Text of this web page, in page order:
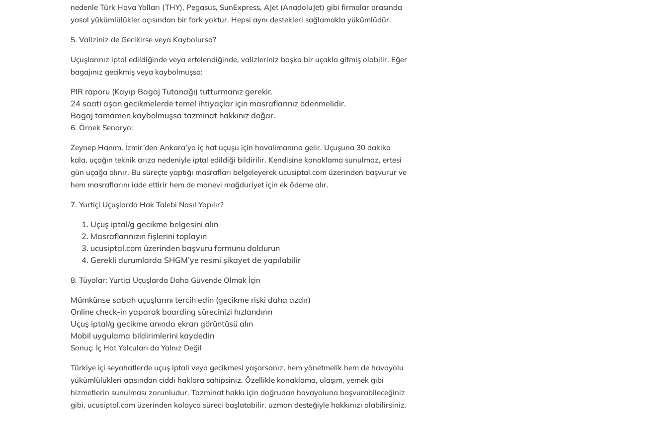
nedenle Türk Hava Yolları (THY), Pegasus, SunExpress, AJet (AnadoluJet) gibi firmalar arasında
yasal yükümlülükler açısından bir fark yoktur. Hepsi aynı destekleri sağlamakla yükümlüdür.
5. Valiziniz de Gecikirse veya Kaybolursa?
Uçuşlarınız iptal edildiğinde veya ertelendiğinde, valizleriniz başka bir uçakla gitmiş olabilir. Eğer
bagajınız gecikmiş veya kaybolmuşsa:
PIR raporu (Kayıp Bagaj Tutanağı) tutturmanız gerekir.
24 saati aşan gecikmelerde temel ihtiyaçlar için masraflarınız ödenmelidir.
Bagaj tamamen kaybolmuşsa tazminat hakkınız doğar.
6. Örnek Senaryo:
Zeynep Hanım, İzmir’den Ankara’ya iç hat uçuşu için havalimanına gelir. Uçuşuna 30 dakika
kala, uçağın teknik arıza nedeniyle iptal edildiği bildirilir. Kendisine konaklama sunulmaz, ertesi
gün uçağa alınır. Bu süreçte yaptığı masrafları belgeleyerek ucusiptal.com üzerinden başvurur ve
hem masraflarını iade ettirir hem de manevi mağduriyet için ek ödeme alır.
7. Yurtiçi Uçuşlarda Hak Talebi Nasıl Yapılır?
Uçuş iptal/g gecikme belgesini alın
Masraflarınızın fişlerini toplayın
ucusiptal.com üzerinden başvuru formunu doldurun
Gerekli durumlarda SHGM’ye resmi şikayet de yapılabilir
8. Tüyolar: Yurtiçi Uçuşlarda Daha Güvende Olmak İçin
Mümkünse sabah uçuşlarını tercih edin (gecikme riski daha azdır)
Online check-in yaparak boarding sürecinizi hızlandırın
Uçuş iptal/g gecikme anında ekran görüntüsü alın
Mobil uygulama bildirimlerini kaydedin
Sonuç: İç Hat Yolcuları da Yalnız Değil
Türkiye içi seyahatlerde uçuş iptali veya gecikmesi yaşarsanız, hem yönetmelik hem de havayolu
yükümlülükleri açısından ciddi haklara sahipsiniz. Özellikle konaklama, ulaşım, yemek gibi
hizmetlerin sunulması zorunludur. Tazminat hakkı için doğrudan havayoluna başvurabileceğiniz
gibi, ucusiptal.com üzerinden kolayca süreci başlatabilir, uzman desteğiyle hakkınızı alabilirsiniz.